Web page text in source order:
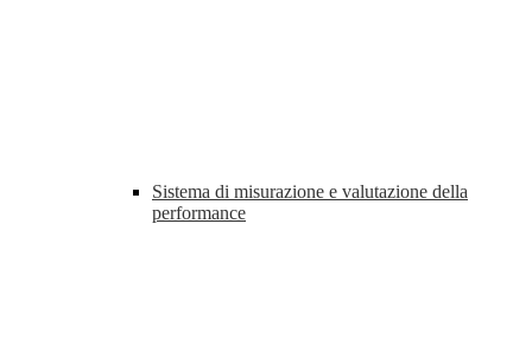
Sistema di misurazione e valutazione della
performance